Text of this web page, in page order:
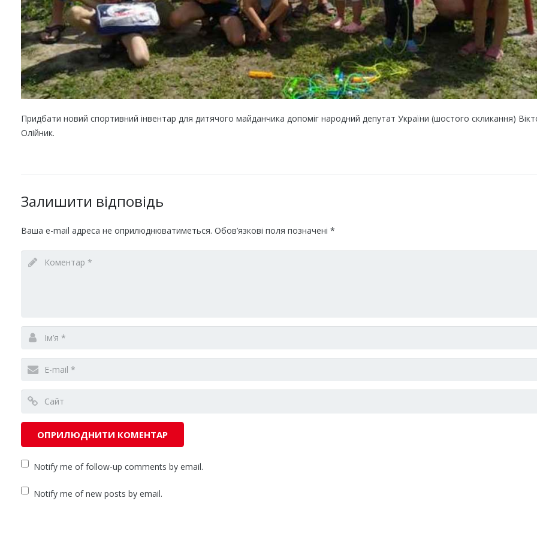
Придбати новий спортивний інвентар для дитячого майданчика допоміг народний депутат України (шостого скликання)
Олійник.
Залишити відповідь
Ваша e-mail адреса не оприлюднюватиметься. Обов’язкові поля позначені *
Notify me of follow-up comments by email.
Notify me of new posts by email.